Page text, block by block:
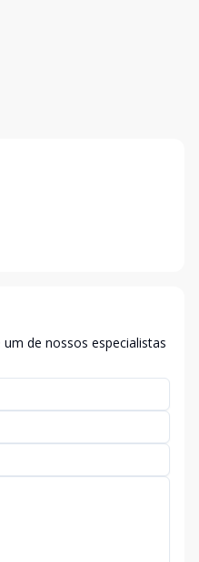
de nossos especialistas